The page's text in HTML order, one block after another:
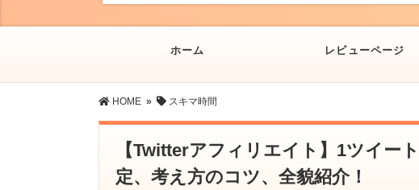
ホーム レビューページ
HOME » スキマ時間
【Twitterアフィリエイト】1ツイー
定、考え方のコツ、全貌紹介！